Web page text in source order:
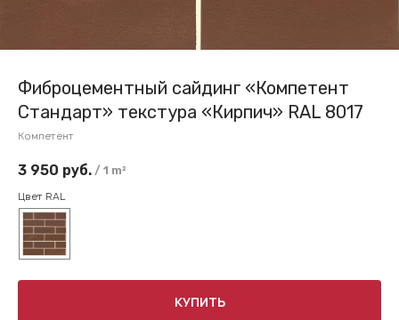
Фиброцементный сайдинг «Компетент
Стандарт» текстура «Кирпич» RAL 8017
Компетент
3 950 руб. / 1 m²
Цвет RAL
КУПИТЬ